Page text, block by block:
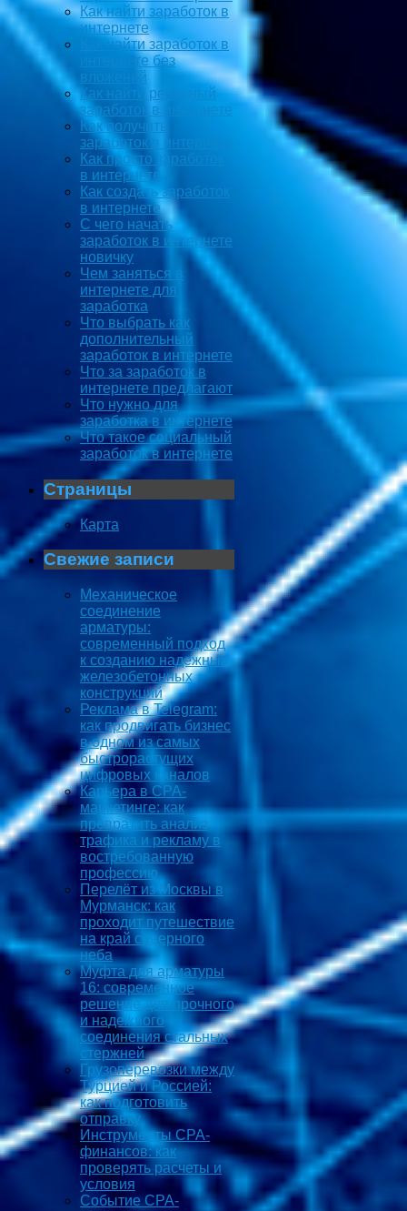
Как найти заработок в
интернете
Как найти заработок в
интернете без
вложений
Как найти реальный
заработок в интернете
Как получить
заработок в интернете
Как просто заработок
в интернете
Как создать заработок
в интернете
С чего начать
заработок в интернете
новичку
Чем заняться в
интернете для
заработка
Что выбрать как
дополнительный
заработок в интернете
Что за заработок в
интернете предлагают
Что нужно для
заработка в интернете
Что такое социальный
заработок в интернете
Страницы
Карта
Свежие записи
Механическое
соединение
арматуры:
современный подход
к созданию надежных
железобетонных
конструкций
Реклама в Telegram:
как продвигать бизнес
в одном из самых
быстрорастущих
цифровых каналов
Карьера в CPA-
маркетинге: как
превратить анализ
трафика и рекламу в
востребованную
профессию
Перелёт из Москвы в
Мурманск: как
проходит путешествие
на край северного
неба
Муфта для арматуры
16: современное
решение для прочного
и надежного
соединения стальных
стержней
Грузоперевозки между
Турцией и Россией:
как подготовить
отправку
Инструменты CPA-
финансов: как
проверять расчеты и
условия
Событие CPA-